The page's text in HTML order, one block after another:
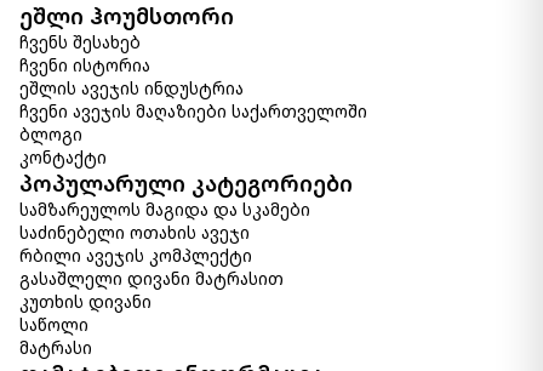
ეშლი ჰოუმსთორი
ჩვენს შესახებ
ჩვენი ისტორია
ეშლის ავეჯის ინდუსტრია
ჩვენი ავეჯის მაღაზიები საქართველოში
ბლოგი
კონტაქტი
პოპულარული კატეგორიები
სამზარეულოს მაგიდა და სკამები
საძინებელი ოთახის ავეჯი
რბილი ავეჯის კომპლექტი
გასაშლელი დივანი მატრასით
კუთხის დივანი
საწოლი
მატრასი